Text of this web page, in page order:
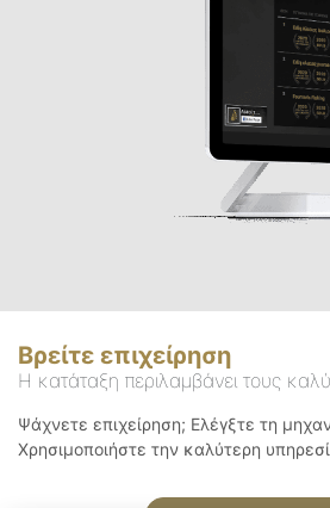
Βρείτε επιχείρηση
Η κατάταξη περιλαμβάνει τους
Ψάχνετε επιχείρηση; Ελέγξτε τη
Χρησιμοποιήστε την καλύτερη